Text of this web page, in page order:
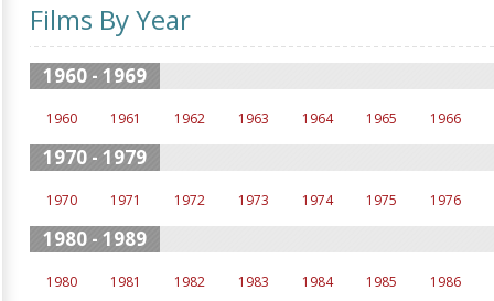
Films By Year
1960 - 1969
1960 1961 1962 1963 1964 1965 1966
1970 - 1979
1970 1971 1972 1973 1974 1975 1976
1980 - 1989
1980 1981 1982 1983 1984 1985 1986